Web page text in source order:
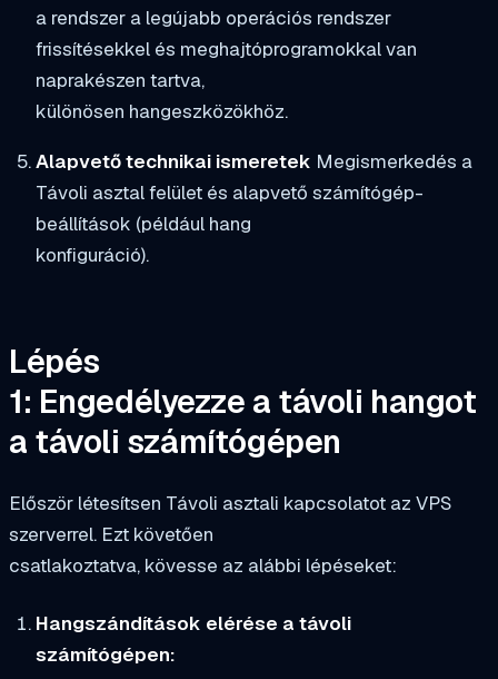
a rendszer a legújabb operációs rendszer
frissítésekkel és meghajtóprogramokkal van
naprakészen tartva,
különösen hangeszközökhöz.
Alapvető technikai ismeretek Megismerkedés a
Távoli asztal felület és alapvető számítógép-
beállítások (például hang
konfiguráció).
Lépés
1: Engedélyezze a távoli hangot
a távoli számítógépen
Először létesítsen Távoli asztali kapcsolatot az VPS
szerverrel. Ezt követően
csatlakoztatva, kövesse az alábbi lépéseket:
Hangszándítások elérése a távoli
számítógépen: